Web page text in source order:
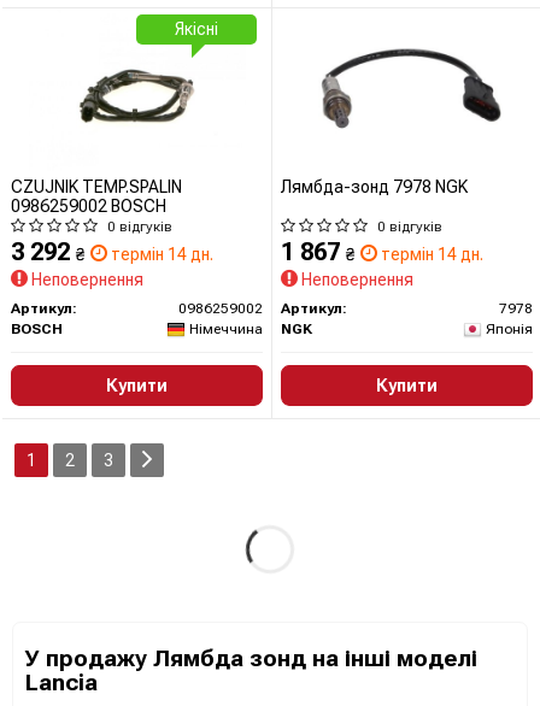
CZUJNIK TEMP.SPALIN
0986259002 BOSCH
0 відгуків
3 292 ₴
термін 14 дн.
Неповернення
Артикул:
0986259002
BOSCH
Німеччина
Купити
Якісні
Лямбда-зонд 7978 NGK
0 відгуків
1 867 ₴
термін 14 дн.
Неповернення
Артикул:
7978
NGK
Японія
Купити
1 2 3
У продажу Лямбда зонд на інші моделі
Lancia